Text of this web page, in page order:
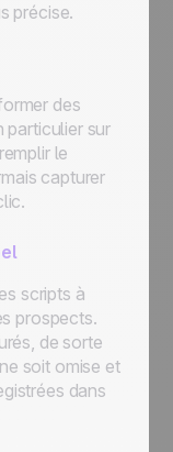
précise.
des
particulier sur
le
capturer
scripts à
prospects.
de sorte
soit omise et
dans